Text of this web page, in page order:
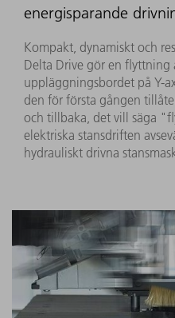
energisparande
Kompakt, dynamiskt och
Delta Drive gör en flyttning
uppläggningsbordet på Y-
den för första gången
och tillbaka, det vill säga
elektriska stansdriften
hydrauliskt drivna